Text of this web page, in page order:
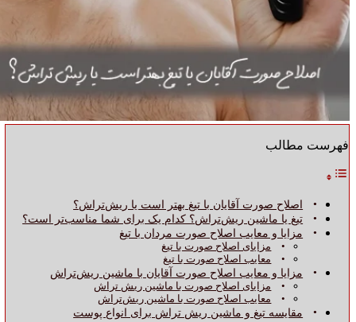
فهرست مطالب
اصلاح صورت آقایان با تیغ بهتر است یا ریش‌تراش؟
تیغ یا ماشین ریش‌تراش؟ کدام یک برای شما مناسب‌تر است؟
مزایا و معایب اصلاح صورت مردان با تیغ
مزایای اصلاح صورت با تیغ
معایب اصلاح صورت با تیغ
مزایا و معایب اصلاح صورت آقایان با ماشین ریش‌تراش
مزایای اصلاح صورت با ماشین ریش‌ تراش
معایب اصلاح صورت با ماشین ریش‌تراش
مقایسه تیغ و ماشین ریش‌ تراش برای انواع پوست